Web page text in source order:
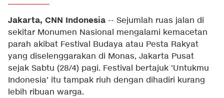
Jakarta, CNN Indonesia -- Sejumlah ruas jalan di
sekitar Monumen Nasional mengalami kemacetan
parah akibat Festival Budaya atau Pesta Rakyat
yang diselenggarakan di Monas, Jakarta Pusat
sejak Sabtu (28/4) pagi. Festival bertajuk 'Untukmu
Indonesia' itu tampak riuh dengan dihadiri kurang
lebih ribuan warga.